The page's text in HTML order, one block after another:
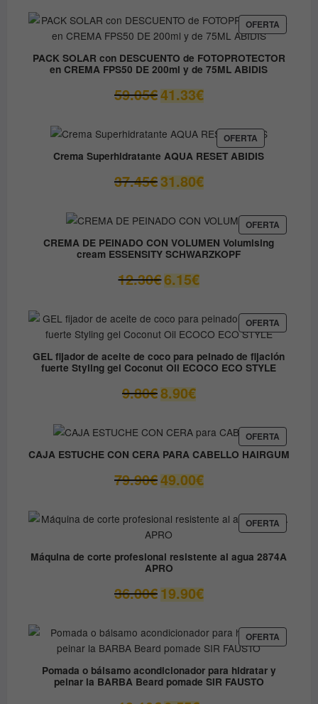
era:
37.00€.
es:
14.80€.
OFERTA
EN
PACK SOLAR con DESCUENTO de FOTOPROTECTOR
en CREMA FPS50 DE 200ml y de 75ML ABIDIS
59.05€ El
precio
era:
59.05€.
41.33€El
precio
es:
41.33€.
OFERTAPRODUCTO
EN
OFERTA
Crema Superhidratante AQUA RESET ABIDIS
37.45€ El
precio
era:
37.45€.
31.80€El
precio
es:
31.80€.
OFERTA
EN
CREMA DE PEINADO CON VOLUMEN Volumising
cream ESSENSITY SCHWARZKOPF
12.30€El
precio
era:
12.30€.
6.15€El
precio
es:
6.15€.
OFERTA
EN
GEL fijador de aceite de coco para peinado de fijación
fuerte Styling gel Coconut Oil ECOCO ECO STYLE
9.80€ El
precio
era:
9.80€.
8.90€El
precio
es:
8.90€.
OFERTA
EN
OFERTA
CAJA ESTUCHE CON CERA PARA CABELLO HAIRGUM
79.90€ El
precio
era:
79.90€.
49.00€El
precio
es:
OFERTA
EN
Máquina de corte profesional resistente al agua 2874A
APRO
36.00€ El
precio
era:
36.00€.
19.90€El
precio
es:
19.90€.
OFERTA
EN
Pomada o bálsamo acondicionador para hidratar y
peinar la BARBA Beard pomade SIR FAUSTO